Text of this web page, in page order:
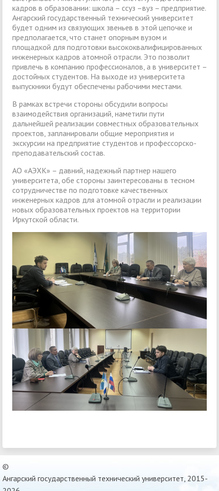
кадров в образовании: школа – ссуз –вуз – предприятие.
Ангарский государственный технический университет
будет одним из связующих звеньев в этой цепочке и
предполагается, что станет опорным вузом и
площадкой для подготовки высококвалифицированных
инженерных кадров атомной отрасли. Это позволит
привлечь в компанию профессионалов, а в университет –
достойных студентов. На выходе из университета
выпускники будут обеспечены рабочими местами.
В рамках встречи стороны обсудили вопросы
взаимодействия организаций, наметили пути
дальнейшей реализации совместных образовательных
проектов, запланировали общие мероприятия и
экскурсии на предприятие студентов и профессорско-
преподавательский состав.
АО «АЭХК» – давний, надежный партнер нашего
университета, обе стороны заинтересованы в тесном
сотрудничестве по подготовке качественных
инженерных кадров для атомной отрасли и реализации
новых образовательных проектов на территории
Иркутской области.
©
Ангарский государственный технический университет, 2015-